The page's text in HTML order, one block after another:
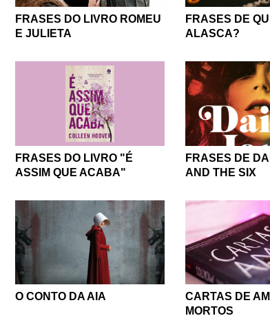
sobre os melhores livros internacionais te
Garantimos que você não irá se
FRASES DO LIVRO ROMEU
E JULIETA
FRASES DE
ALASCA?
FRASES DO LIVRO "É
ASSIM QUE ACABA"
FRASES DE
AND THE SIX
O CONTO DA AIA
CARTAS DE
MORTOS